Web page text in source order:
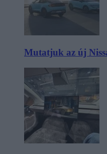
Mutatjuk az új